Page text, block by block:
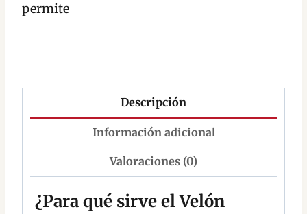
permite
Descripción
Información adicional
Valoraciones (0)
¿Para qué sirve el Velón